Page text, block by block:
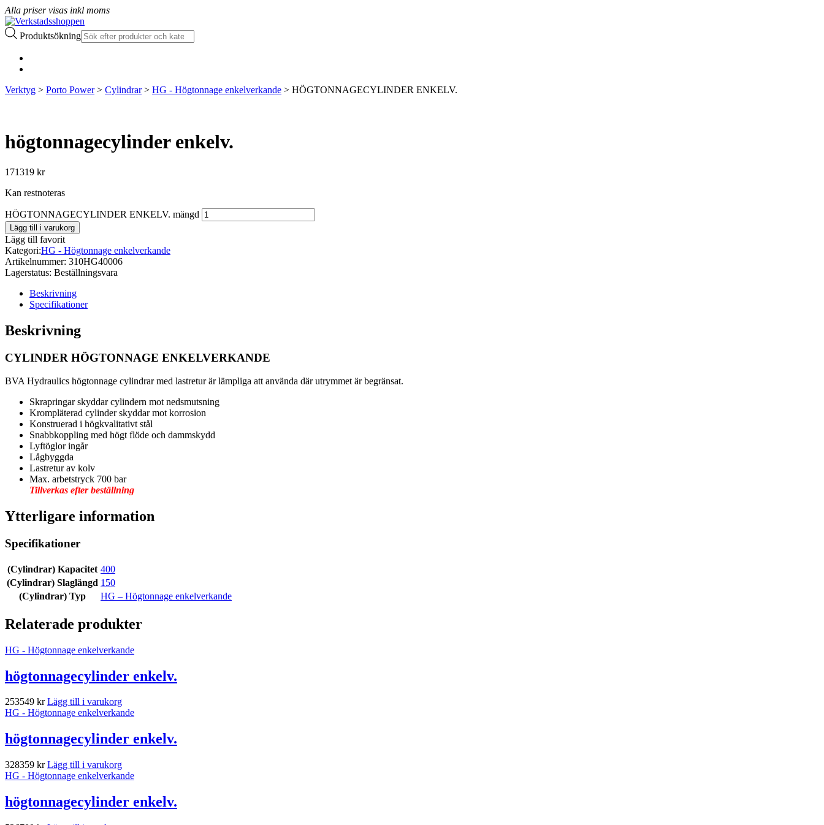
Alla priser visas inkl moms
Produktsökning
Verktyg > Porto Power> Cylindrar> HG - Högtonnage enkelverkande > HÖGTONNAGECYLINDER ENKELV.
högtonnagecylinder enkelv.
171319 kr
Kan restnoteras
HÖGTONNAGECYLINDER ENKELV. mängd
Lägg till i varukorg
Lägg till favorit
Kategori:HG - Högtonnage enkelverkande
Artikelnummer: 310HG40006
Lagerstatus: Beställningsvara
Beskrivning
Specifikationer
Beskrivning
CYLINDER HÖGTONNAGE ENKELVERKANDE
BVA Hydraulics högtonnage cylindrar med lastretur är lämpliga att använda där utrymmet är begränsat.
Skrapringar skyddar cylindern mot nedsmutsning
Krompläterad cylinder skyddar mot korrosion
Konstruerad i högkvalitativt stål
Snabbkoppling med högt flöde och dammskydd
Lyftöglor ingår
Lågbyggda
Lastretur av kolv
Max. arbetstryck 700 bar
Tillverkas efter beställning
Ytterligare information
Specifikationer
(Cylindrar) Kapacitet 400
(Cylindrar) Slaglängd 150
(Cylindrar) Typ
HG – Högtonnage enkelverkande
Relaterade produkter
HG - Högtonnage enkelverkande
högtonnagecylinder enkelv.
253549 kr Lägg till i varukorg
HG - Högtonnage enkelverkande
högtonnagecylinder enkelv.
328359 kr Lägg till i varukorg
HG - Högtonnage enkelverkande
högtonnagecylinder enkelv.